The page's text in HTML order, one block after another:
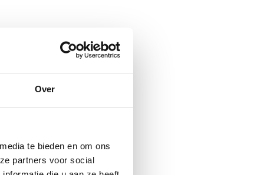
Over
te bieden en om ons
partners voor social